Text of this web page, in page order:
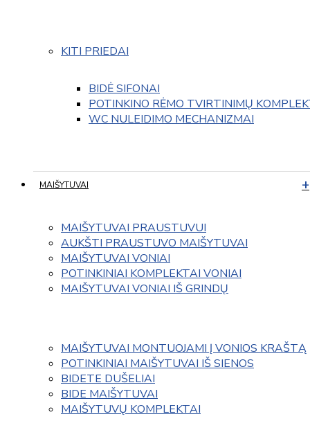
KITI PRIEDAI
BIDĖ SIFONAI
POTINKINO RĖMO TVIRTINIMŲ
WC NULEIDIMO MECHANIZMAI
MAIŠYTUVAI
MAIŠYTUVAI PRAUSTUVUI
AUKŠTI PRAUSTUVO MAIŠYTUVAI
MAIŠYTUVAI VONIAI
POTINKINIAI KOMPLEKTAI VONIAI
MAIŠYTUVAI VONIAI IŠ GRINDŲ
MAIŠYTUVAI MONTUOJAMI Į VONIOS KRAŠTĄ
POTINKINIAI MAIŠYTUVAI IŠ SIENOS
BIDETE DUŠELIAI
BIDE MAIŠYTUVAI
MAIŠYTUVŲ KOMPLEKTAI